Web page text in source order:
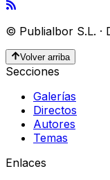
© Publialbor S.L. ·
Volver arriba
Secciones
Galerías
Directos
Autores
Temas
Enlaces